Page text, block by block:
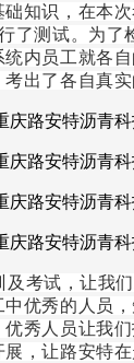
知识，在本
了测试。为了
内员工就各自
出了各自真实
考试，让我
优秀的人员
秀人员让我
，让路安特